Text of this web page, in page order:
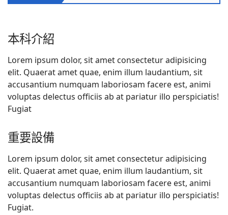
病！
東區職業傷病宣導會 職安專家
齊聚共創健康職場
本科介紹
Lorem ipsum dolor, sit amet consectetur adipisicing
elit. Quaerat amet quae, enim illum laudantium, sit
accusantium numquam laboriosam facere est, animi
voluptas delectus officiis ab at pariatur illo perspiciatis!
Fugiat
重要設備
Lorem ipsum dolor, sit amet consectetur adipisicing
elit. Quaerat amet quae, enim illum laudantium, sit
accusantium numquam laboriosam facere est, animi
voluptas delectus officiis ab at pariatur illo perspiciatis!
Fugiat.